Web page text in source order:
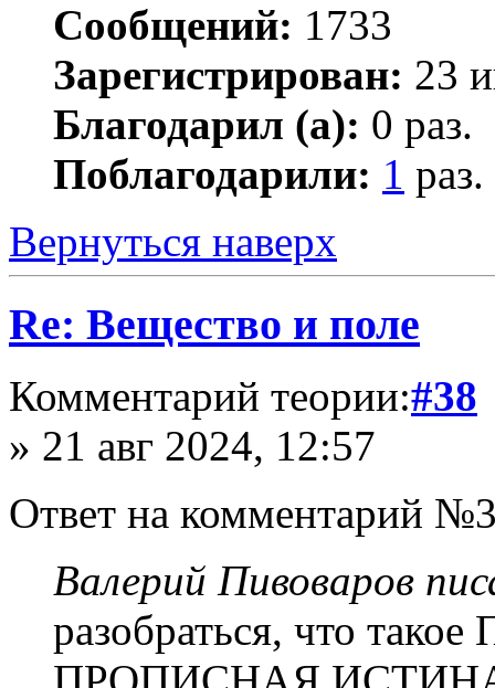
Сообщений: 1733
Зарегистрирован: 23
Благодарил (а): 0 раз.
Поблагодарили: 1 раз.
Вернуться наверх
Re: Вещество и поле
Комментарий теории:#38
» 21 авг 2024, 12:57
Ответ на комментарий
Валерий Пивоваров
разобраться, что